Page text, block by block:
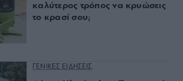
καλύτερος τρόπος να κρυώσεις
το κρασί σου;
ΓΕΝΙΚΕΣ ΕΙΔΗΣΕΙΣ